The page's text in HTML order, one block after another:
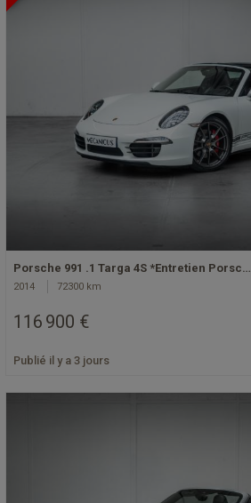
Porsche 991 .1 Targa 4S *Entretien Porsc…
2014 72300 km
116 900 €
Publié il y a 3 jours